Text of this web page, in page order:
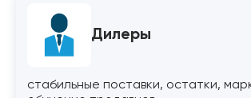
Дилеры
стабильные поставки, остатки,